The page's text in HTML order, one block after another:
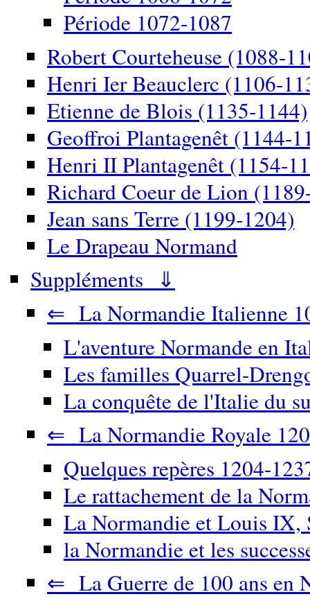
Période 1072-1087
Robert Courteheuse (1088-
Henri Ier Beauclerc (1106-
Etienne de Blois (1135-1144)
Geoffroi Plantagenêt (1144-
Henri II Plantagenêt (1154-
Richard Coeur de Lion
Jean sans Terre (1199-1204)
Le Drapeau Normand
Suppléments ⇓
⇐ La Normandie Italienne
L'aventure Normande en
Les familles Quarrel-
La conquête de l'Italie du
⇐ La Normandie Royale
Quelques repères 1204-
Le rattachement de la
La Normandie et Louis IX,
la Normandie et les
⇐ La Guerre de 100 ans en